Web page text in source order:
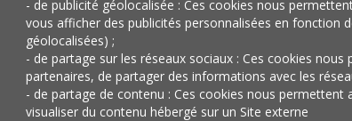
- de publicité géolocalisée : Ces cookies nous
vous afficher des publicités personnalisées en fonction
géolocalisées) ;
- de partage sur les réseaux sociaux : Ces cookies
partenaires, de partager des informations avec les
- de partage de contenu : Ces cookies nous permettent
visualiser du contenu hébergé sur un Site externe